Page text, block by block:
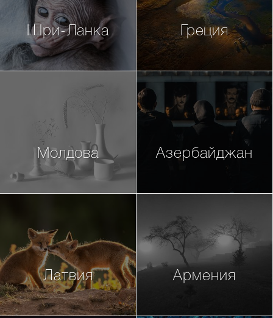
Шри-Ланка Греция
Молдова Азербайджан
Латвия Армения